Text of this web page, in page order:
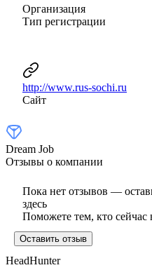
Организация
Тип регистрации
http://www.rus-sochi.ru
Сайт
Dream Job
Отзывы о компании
Пока нет отзывов —
здесь
Поможете тем, кто сейчас
Оставить отзыв
HeadHunter